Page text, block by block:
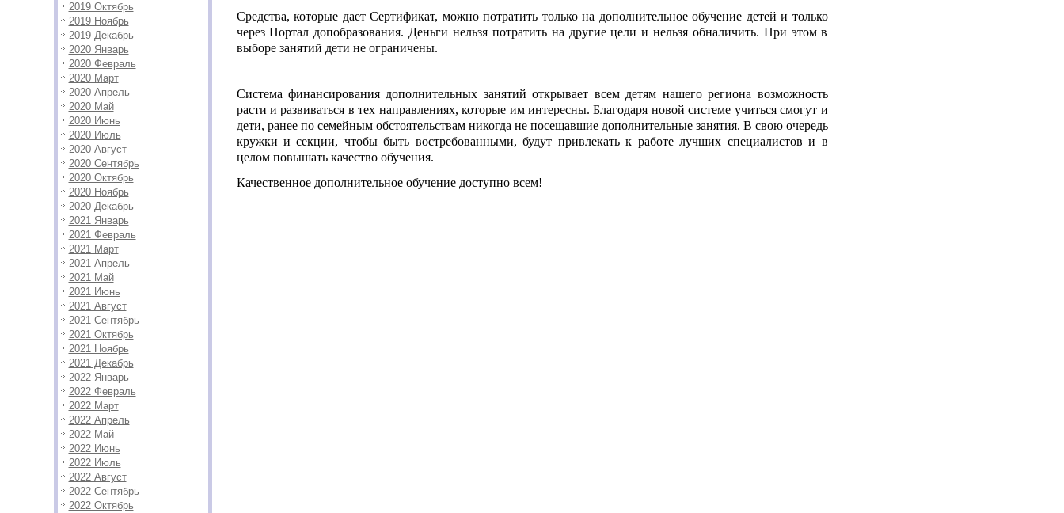
2019 Октябрь
2019 Ноябрь
2019 Декабрь
2020 Январь
2020 Февраль
2020 Март
2020 Апрель
2020 Май
2020 Июнь
2020 Июль
2020 Август
2020 Сентябрь
2020 Октябрь
2020 Ноябрь
2020 Декабрь
2021 Январь
2021 Февраль
2021 Март
2021 Апрель
2021 Май
2021 Июнь
2021 Август
2021 Сентябрь
2021 Октябрь
2021 Ноябрь
2021 Декабрь
2022 Январь
2022 Февраль
2022 Март
2022 Апрель
2022 Май
2022 Июнь
2022 Июль
2022 Август
2022 Сентябрь
2022 Октябрь
Средства, которые дает Сертификат, можно потратить только на дополнительное обучение детей и только
через Портал допобразования. Деньги нельзя потратить на другие цели и нельзя обналичить. При этом в
выборе занятий дети не ограничены.
Система финансирования дополнительных занятий открывает всем детям нашего региона возможность
расти и развиваться в тех направлениях, которые им интересны. Благодаря новой системе учиться смогут и
дети, ранее по семейным обстоятельствам никогда не посещавшие дополнительные занятия. В свою очередь
кружки и секции, чтобы быть востребованными, будут привлекать к работе лучших специалистов и в
целом повышать качество обучения.
Качественное дополнительное обучение доступно всем!